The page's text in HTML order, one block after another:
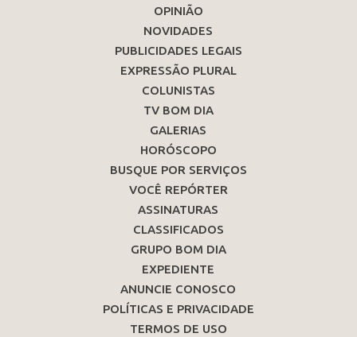
OPINIÃO
NOVIDADES
PUBLICIDADES LEGAIS
EXPRESSÃO PLURAL
COLUNISTAS
TV BOM DIA
GALERIAS
HORÓSCOPO
BUSQUE POR SERVIÇOS
VOCÊ REPÓRTER
ASSINATURAS
CLASSIFICADOS
GRUPO BOM DIA
EXPEDIENTE
ANUNCIE CONOSCO
POLÍTICAS E PRIVACIDADE
TERMOS DE USO